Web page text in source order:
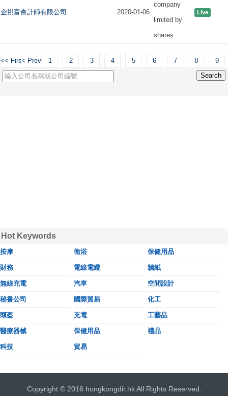
企祺富會計師有限公司 2020-01-06
company
limited by
shares
Live
<< First< Previous1 2 3 4 5 6 7 8 9
Hot Keywords
按摩 衛浴 保健用品
財務 電線電纜 牆紙
無線充電 汽車 空間設計
秘書公司 國際貿易 化工
頭盔 充電 工藝品
醫療器械 保健用品 禮品
科技 貿易
Copyright © 2016 hongkongdir.hk All Rights Reserved.